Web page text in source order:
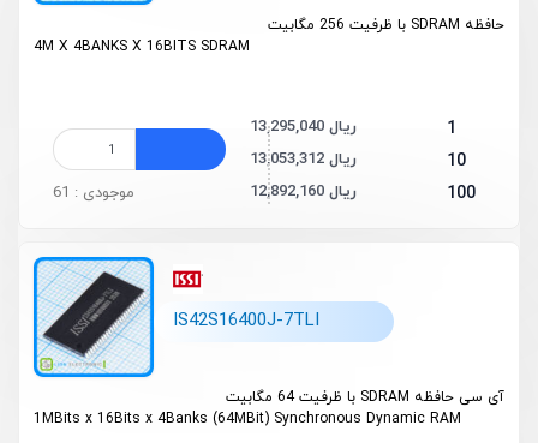
حافظه SDRAM با ظرفیت 256 مگابیت
4M X 4BANKS X 16BITS SDRAM
1 13,295,040 ریال
10 13,053,312 ریال
100 12,892,160 ریال موجودی : 61
IS42S16400J-7TLI
آی سی حافظه SDRAM با ظرفیت 64 مگابیت
1MBits x 16Bits x 4Banks (64MBit) Synchronous Dynamic RAM